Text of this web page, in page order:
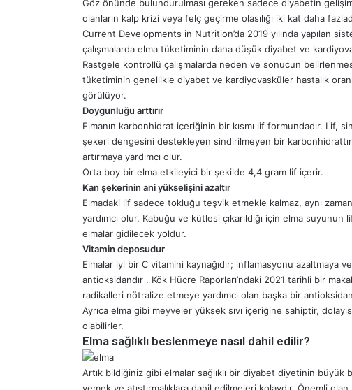
Göz önünde bulundurulması gereken sadece diyabetin
olanların kalp krizi veya felç geçirme olasılığı iki kat daha
Current Developments in Nutrition’da 2019 yılında yapılan
çalışmalarda elma tüketiminin daha düşük diyabet ve
Rastgele kontrollü çalışmalarda neden ve sonucun
tüketiminin genellikle diyabet ve kardiyovasküler hastalık
görülüyor.
Doygunluğu arttırır
Elmanın karbonhidrat içeriğinin bir kısmı lif formundadır. Lif,
şekeri dengesini destekleyen sindirilmeyen bir
artırmaya yardımcı olur.
Orta boy bir elma etkileyici bir şekilde 4,4 gram lif içerir.
Kan şekerinin ani yükselişini azaltır
Elmadaki lif sadece tokluğu teşvik etmekle kalmaz, aynı
yardımcı olur. Kabuğu ve kütlesi çıkarıldığı için elma
elmalar gidilecek yoldur.
Vitamin deposudur
Elmalar iyi bir C vitamini kaynağıdır; inflamasyonu azaltmaya
antioksidandır . Kök Hücre Raporları’ndaki 2021 tarihli bir
radikalleri nötralize etmeye yardımcı olan başka bir
Ayrıca elma gibi meyveler yüksek sıvı içeriğine sahiptir,
olabilirler.
Elma sağlıklı beslenmeye nasıl dahil edilir?
Artık bildiğiniz gibi elmalar sağlıklı bir diyabet diyetinin büyük